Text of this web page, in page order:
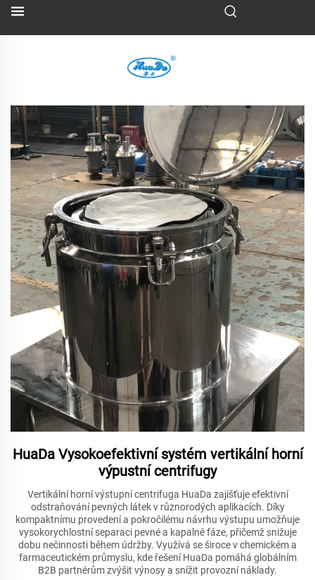
HuaDa Vysokoefektivní systém vertikální horní
výpustní centrifugy
Vertikální horní výstupní centrifuga HuaDa zajišťuje efektivní
odstraňování pevných látek v různorodých aplikacích. Díky
kompaktnímu provedení a pokročilému návrhu výstupu umožňuje
vysokorychlostní separaci pevné a kapalné fáze, přičemž snižuje
dobu nečinnosti během údržby. Využívá se široce v chemickém a
farmaceutickém průmyslu, kde řešení HuaDa pomáhá globálním
B2B partnérům zvýšit výnosy a snížit provozní náklady.